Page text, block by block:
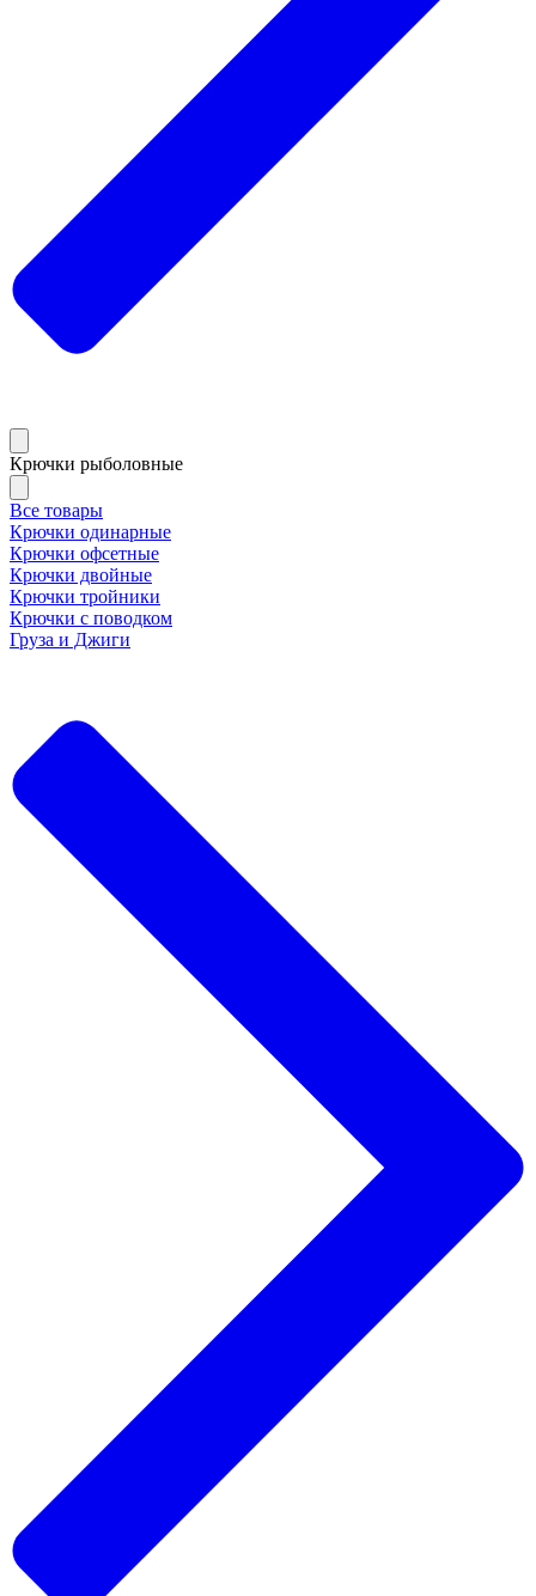
Крючки рыболовные
Все товары
Крючки одинарные
Крючки офсетные
Крючки двойные
Крючки тройники
Крючки с поводком
Груза и Джиги